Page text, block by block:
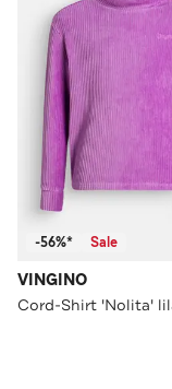
-56%* Sale
VINGINO
Cord-Shirt 'Nolita'